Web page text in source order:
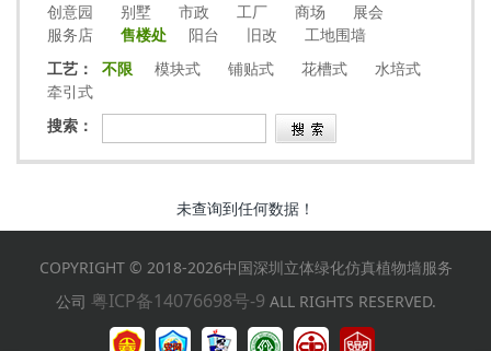
创意园
别墅 市政 工厂 商场
展会
服务店
售楼处 阳台 旧改
工地围墙
工艺：
不限 模块式 铺贴式 花槽式
水培式
牵引式
搜索：
未查询到任何数据！
COPYRIGHT © 2018-2026中国深圳立体绿化仿真植物墙服务
公司 粤ICP备14076698号-9 ALL RIGHTS RESERVED.